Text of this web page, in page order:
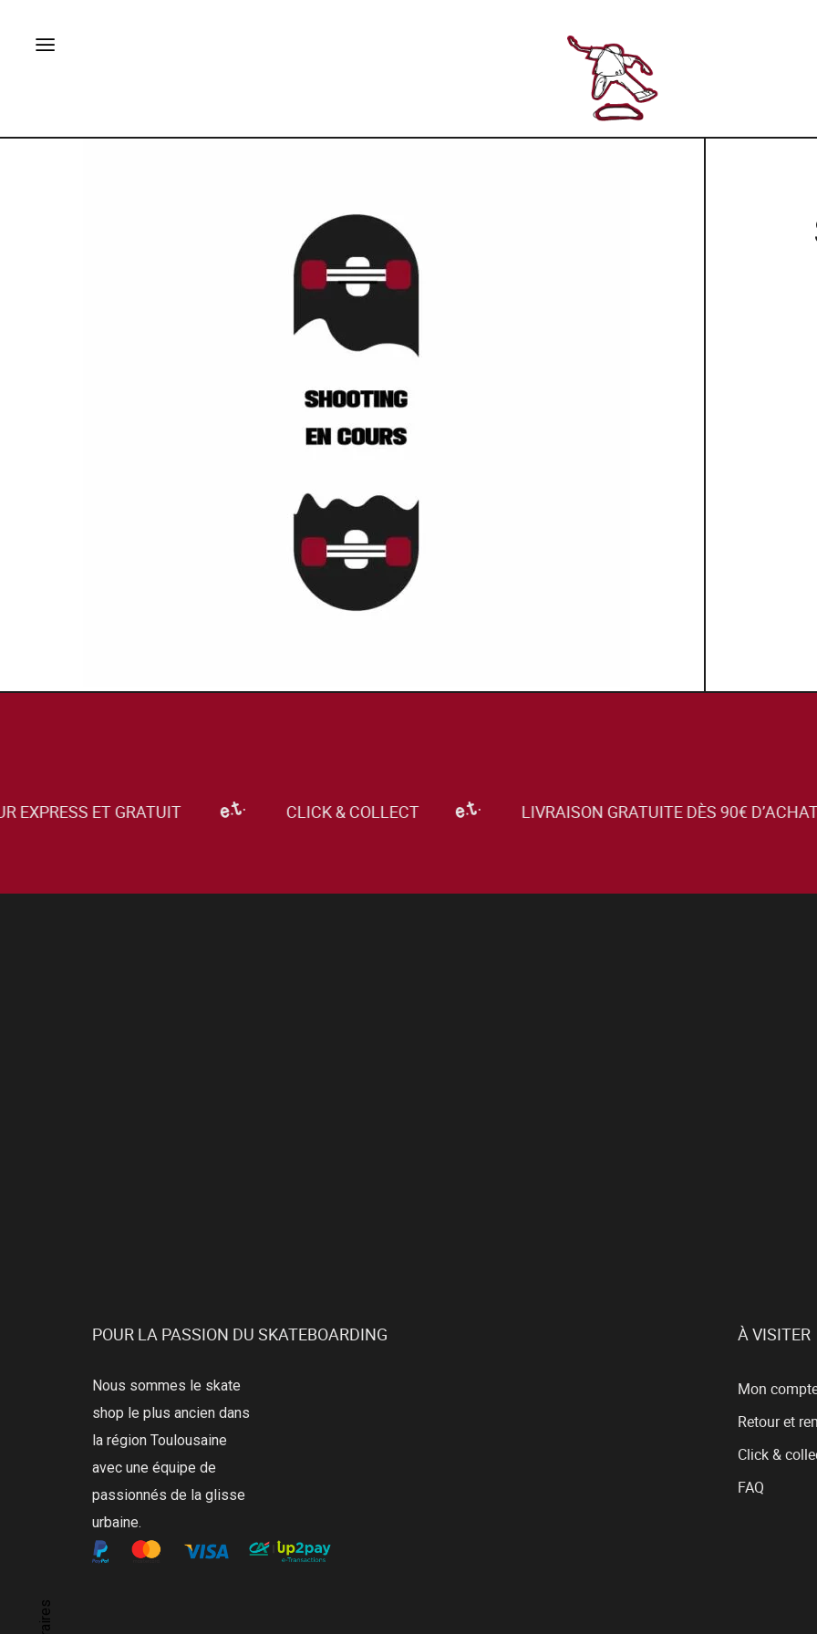
EXPRESS ET GRATUIT CLICK & COLLECT LIVRAISON GRATUITE DÈS 90€
POUR LA PASSION DU SKATEBOARDING
Nous sommes le skate
shop le plus ancien dans
la région Toulousaine
avec une équipe de
passionnés de la glisse
urbaine.
À VISITER
Mon
Retour et
Click &
FAQ